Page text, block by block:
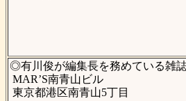
◎有川俊が編集長を務めている雑
MAR’S南青山ビル
東京都港区南青山5丁目